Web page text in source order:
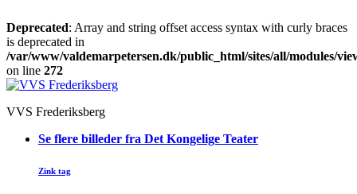
Deprecated: Array and string offset access syntax with curly braces
is deprecated in
/var/www/valdemarpetersen.dk/public_html/sites/all/modules/
on line 272
VVS Frederiksberg
Se flere billeder fra Det Kongelige Teater
Zink tag